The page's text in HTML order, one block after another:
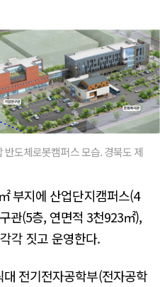
도체로봇캠퍼스 모습. 경북도 제
부지에 산업단지캠퍼스(4
관(5층, 연면적 3천923㎡),
각 짓고 운영한다.
전기전자공학부(전자공학